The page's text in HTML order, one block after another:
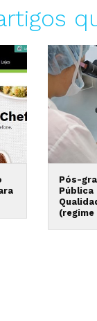
Pós-
Pública